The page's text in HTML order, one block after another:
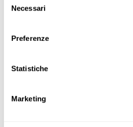
delNecessari
Preferenze
Statistiche
Marketing
professionisti.
qualità che solo adidas può